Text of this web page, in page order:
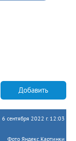
Добавить
6 сентября 2022 г. 12:03
Фото Яндекс.Картинки